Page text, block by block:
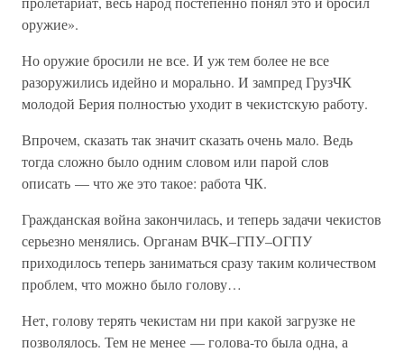
оружие».
Но оружие бросили не все. И уж тем более не все
разоружились идейно и морально. И зампред ГрузЧК
молодой Берия полностью уходит в чекистскую работу.
Впрочем, сказать так значит сказать очень мало. Ведь
тогда сложно было одним словом или парой слов
описать — что же это такое: работа ЧК.
Гражданская война закончилась, и теперь задачи чекистов
серьезно менялись. Органам ВЧК–ГПУ–ОГПУ
приходилось теперь заниматься сразу таким количеством
проблем, что можно было голову…
Нет, голову терять чекистам ни при какой загрузке не
позволялось. Тем не менее — голова-то была одна, а